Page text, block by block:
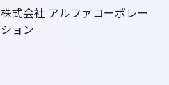
株式会社 アルファコーポレー
ション